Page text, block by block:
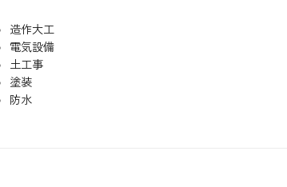
造作大工
電気設備
土工事
塗装
防水